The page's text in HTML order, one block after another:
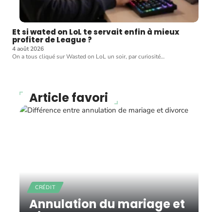
Et si wated on LoL te servait enfin à mieux
profiter de League ?
4 août 2026
On a tous cliqué sur Wasted on LoL un soir, par curiosité…
Article favori
CRÉDIT
Annulation du mariage et